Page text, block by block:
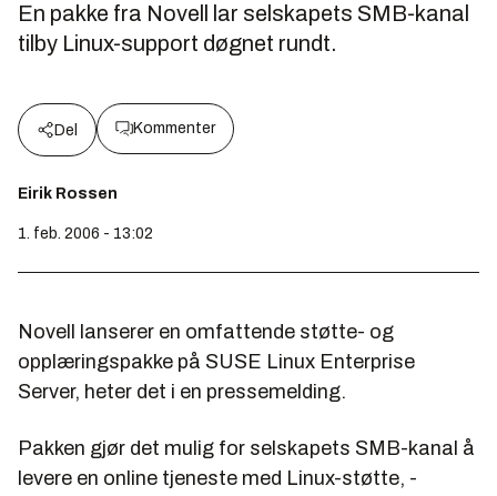
En pakke fra Novell lar selskapets SMB-kanal
tilby Linux-support døgnet rundt.
Del Kommenter
Eirik Rossen
1. feb. 2006 - 13:02
Novell lanserer en omfattende støtte- og
opplæringspakke på SUSE Linux Enterprise
Server, heter det i en pressemelding.
Pakken gjør det mulig for selskapets SMB-kanal å
levere en online tjeneste med Linux-støtte, -